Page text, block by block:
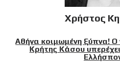
Χρήστος
Αθήνα κοιμωμένη ξύπνα! Ο
Κρήτης Κάσου